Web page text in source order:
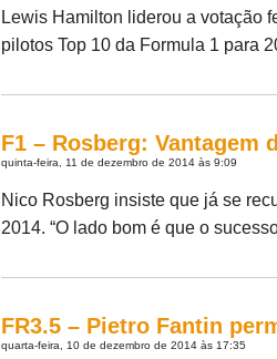
Lewis Hamilton liderou a votação
pilotos Top 10 da Formula 1 para
F1 – Rosberg: Vantagem
quinta-feira, 11 de dezembro de 2014 às 9:09
Nico Rosberg insiste que já se
2014. “O lado bom é que o
FR3.5 – Pietro Fantin
quarta-feira, 10 de dezembro de 2014 às 17:35